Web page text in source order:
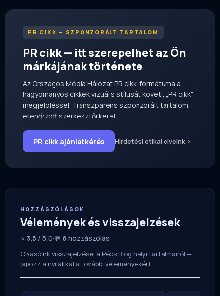
PR CIKK — SZPONZORÁLT TARTALOM
PR cikk — itt szerepelhet az Ön
márkájának története
Az Országos Média Hálózat PR cikk-formátuma a
hagyományos cikkek vizuális stílusát követi, „PR cikk"
megjelöléssel. Transzparens szponzorált tartalom,
ellenőrzött szerkesztői keret.
PR cikk ajánlatkérés Hirdetési etikai elveink ›
HOZZÁSZÓLÁSOK
Vélemények és visszajelzések
⭐ 3,5 / 5,0·💬 6 hozzászólás
Olvasóink visszajelzései a Pécs Blog helyi tartalmairól —
lapozz a nyilakkal a további véleményekért.